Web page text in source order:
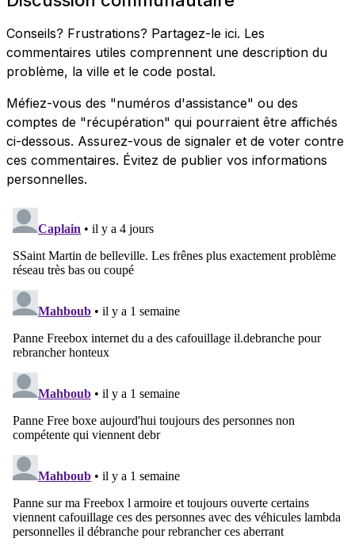
Conseils? Frustrations? Partagez-le ici. Les
commentaires utiles comprennent une description du
problème, la ville et le code postal.
Méfiez-vous des "numéros d'assistance" ou des
comptes de "récupération" qui pourraient être affichés
ci-dessous. Assurez-vous de signaler et de voter contre
ces commentaires. Évitez de publier vos informations
personnelles.